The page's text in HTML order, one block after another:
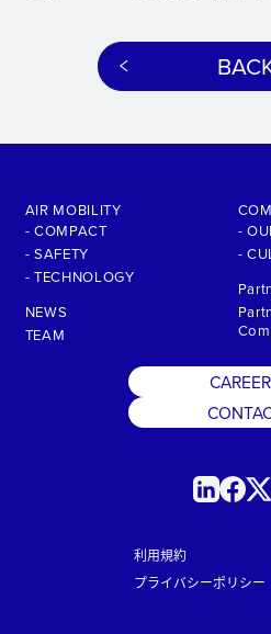
AIR MOBILITY
- COMPACT
- SAFETY
- TECHNOLOGY
NEWS
TEAM
-
-
利用規約
プライバシーポリシー